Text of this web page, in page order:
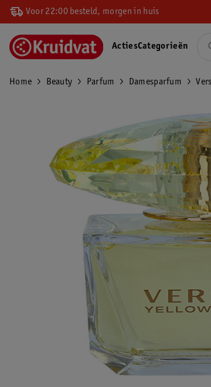
Voor 22:00 besteld, morgen in huis
ActiesCategorieën
Home Beauty Parfum Damesparfum